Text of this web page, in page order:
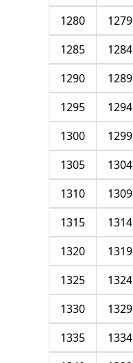
1279
1280
1284
1285
1289
1290
1294
1295
1299
1300
1304
1305
1309
1310
1314
1315
1319
1320
1324
1325
1329
1330
1334
1335